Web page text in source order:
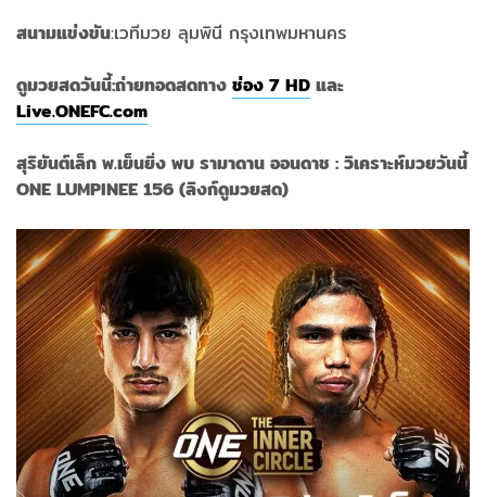
สนามแข่งขัน:เวทีมวย ลุมพินี กรุงเทพมหานคร
ดูมวยสดวันนี้:ถ่ายทอดสดทาง ช่อง 7 HD และ
Live.ONEFC.com
สุริยันต์เล็ก พ.เย็นยิ่ง พบ รามาดาน ออนดาช : วิเคราะห์มวยวันนี้
ONE LUMPINEE 156 (ลิงก์ดูมวยสด)